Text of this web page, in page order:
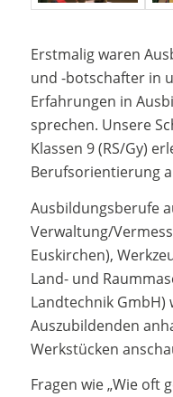
Erstmalig waren
und -botschafter in
Erfahrungen in
sprechen. Unsere
Klassen 9 (RS/Gy)
Berufsorientierung
Ausbildungsberufe
Verwaltung/
Euskirchen),
Land- und
Landtechnik GmbH)
Auszubildenden
Werkstücken
Fragen wie „Wie oft